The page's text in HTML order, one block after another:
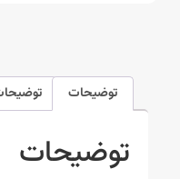
توضیحات توضیحات تکمیلی
توضیحات